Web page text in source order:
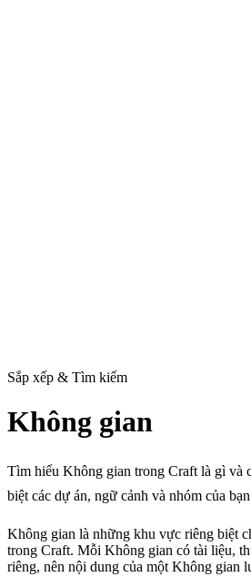
Sắp xếp & Tìm kiếm
Không gian
Tìm hiểu Không gian trong Craft là gì và
biệt các dự án, ngữ cảnh và nhóm của
Không gian là những khu vực riêng biệt
trong Craft. Mỗi Không gian có tài liệu,
riêng, nên nội dung của một Không gian